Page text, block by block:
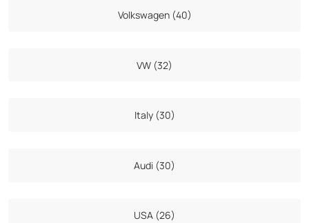
Volkswagen (40)
VW (32)
Italy (30)
Audi (30)
USA (26)